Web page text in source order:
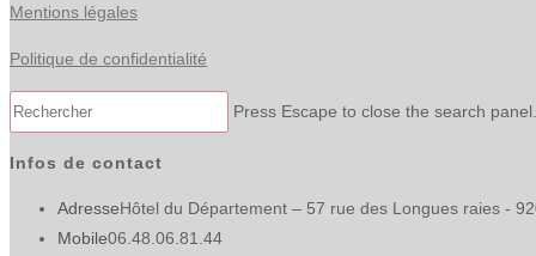
Mentions légales
Politique de confidentialité
Press Escape to close the search panel.
Infos de contact
AdresseHôtel du Département – 57 rue des Longues raies -
Mobile06.48.06.81.44